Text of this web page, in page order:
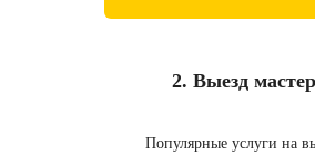
2. Выезд
Популярные услуги на